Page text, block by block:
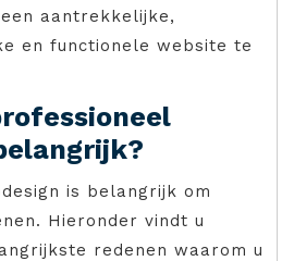
aantrekkelijke,
en functionele website te
is belangrijk om
Hieronder vindt u
redenen waarom u